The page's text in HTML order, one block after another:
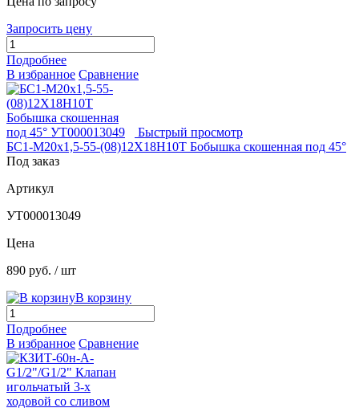
Запросить цену
Подробнее
В избранное Сравнение
Быстрый просмотр
БС1-М20х1,5-55-(08)12Х18Н10Т Бобышка скошенная под 45°
Под заказ
Артикул
УТ000013049
Цена
890 руб. / шт
В корзину
Подробнее
В избранное Сравнение